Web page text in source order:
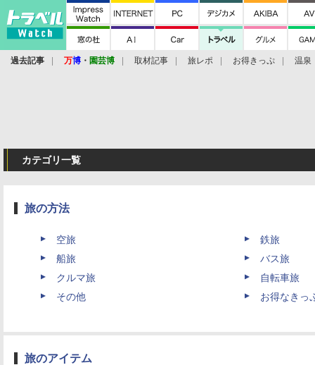
過去記事 万博 ・ 園芸博 取材記事 旅レポ お得きっぷ 温泉
カテゴリ一覧
旅の方法
空旅
鉄旅
船旅
バス旅
クルマ旅
自転車旅
その他
お得なきっ
旅のアイテム